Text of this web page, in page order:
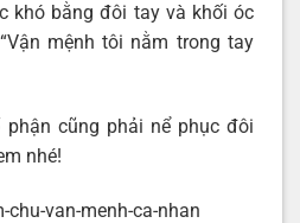
khó bằng đôi tay và khối óc
mệnh tôi nằm trong tay
cũng phải nể phục đôi
nhé!
van-menh-ca-nhan